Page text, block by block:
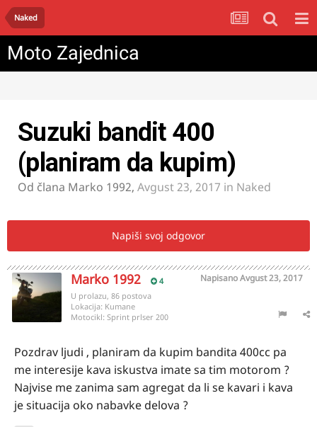
Naked
Moto Zajednica
Suzuki bandit 400
(planiram da kupim)
Od člana Marko 1992, Avgust 23, 2017 in Naked
Napiši svoj odgovor
Marko 1992 4 NapisanoAvgust 23, 2017
U prolazu, 86 postova
Lokacija: Kumane
Motocikl: Sprint prlser 200
Pozdrav ljudi , planiram da kupim bandita 400cc pa
me interesije kava iskustva imate sa tim motorom ?
Najvise me zanima sam agregat da li se kavari i kava
je situacija oko nabavke delova ?